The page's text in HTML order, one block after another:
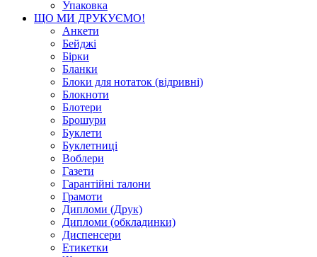
Упаковка
ЩО МИ ДРУКУЄМО!
Анкети
Бейджі
Бірки
Бланки
Блоки для нотаток (відривні)
Блокноти
Блотери
Брошури
Буклети
Буклетниці
Воблери
Газети
Гарантійні талони
Грамоти
Дипломи (Друк)
Дипломи (обкладинки)
Диспенсери
Етикетки